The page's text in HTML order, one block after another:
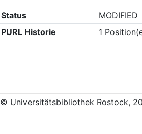
Status
MODIFIED
PURL Historie
1
© Universitätsbibliothek Rostock,